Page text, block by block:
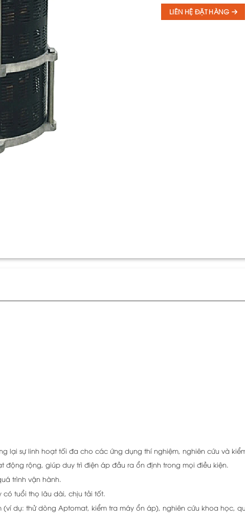
LIÊN HỆ ĐẶT HÀNG
lại sự linh hoạt tối đa cho các ứng dụng thí nghiệm, nghiên cứu và
động rộng, giúp duy trì điện áp đầu ra ổn định trong mọi điều kiện.
trình vận hành.
tuổi thọ lâu dài, chịu tải tốt.
(ví dụ: thử dòng Aptomat, kiểm tra máy ổn áp), nghiên cứu khoa học,